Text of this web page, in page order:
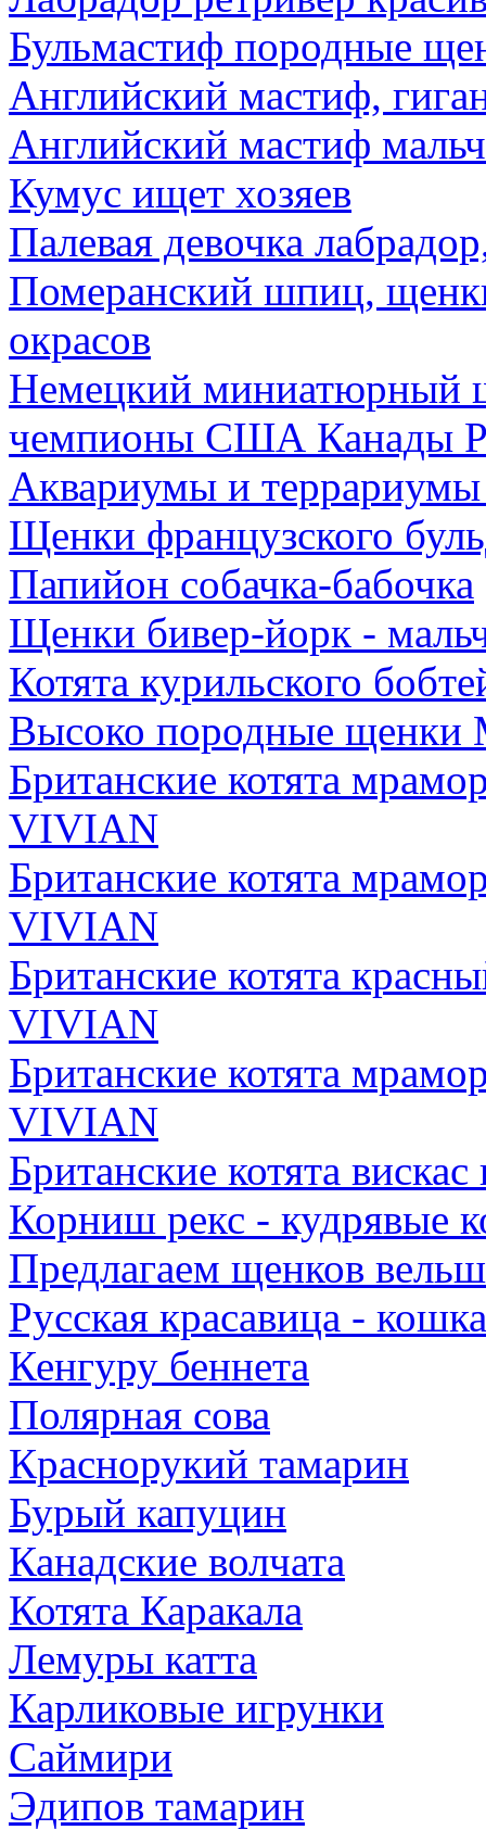
Бульмастиф породные
Английский мастиф,
Английский мастиф
Кумус ищет хозяев
Палевая девочка
Померанский шпиц,
окрасов
Немецкий миниатюрный
чемпионы США Канады
Аквариумы и террариумы
Щенки французского
Папийон собачка-бабочка
Щенки бивер-йорк -
Котята курильского
Высоко породные щенки
Британские котята
VIVIAN
Британские котята
VIVIAN
Британские котята
VIVIAN
Британские котята
VIVIAN
Британские котята
Корниш рекс - кудрявые
Предлагаем щенков
Русская красавица -
Кенгуру беннета
Полярная сова
Краснорукий тамарин
Бурый капуцин
Канадские волчата
Котята Каракала
Лемуры катта
Карликовые игрунки
Саймири
Эдипов тамарин